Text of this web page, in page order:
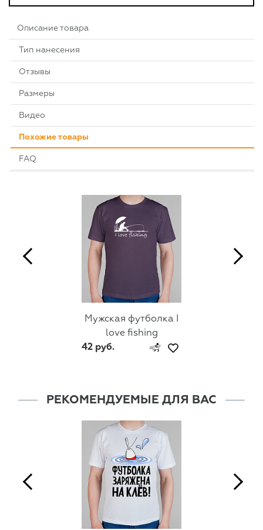
Описание товара
Тип нанесения
Отзывы
Размеры
Видео
Похожие товары
FAQ
Мужская футболка I
love fishing
42 руб.
РЕКОМЕНДУЕМЫЕ ДЛЯ ВАС